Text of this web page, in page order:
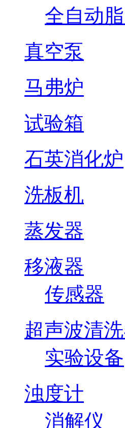
全自动
真空泵
马弗炉
试验箱
石英消化炉
洗板机
蒸发器
移液器
传感器
超声波清
实验设备
浊度计
消解仪